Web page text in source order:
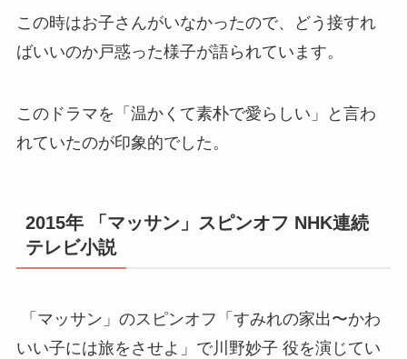
この時はお子さんがいなかったので、どう接すれ
ばいいのか戸惑った様子が語られています。
このドラマを「温かくて素朴で愛らしい」と言わ
れていたのが印象的でした。
2015年 「マッサン」スピンオフ NHK連続
テレビ小説
「マッサン」のスピンオフ「すみれの家出〜かわ
いい子には旅をさせよ」で川野妙子 役を演じてい